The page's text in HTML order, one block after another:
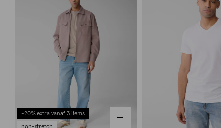
-20% extra vanaf 3 items
non-stretch